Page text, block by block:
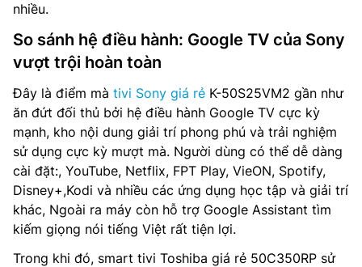
nhiều.
So sánh hệ điều hành: Google TV của Sony
vượt trội hoàn toàn
Đây là điểm mà tivi Sony giá rẻ K-50S25VM2 gần như
ăn đứt đối thủ bởi hệ điều hành Google TV cực kỳ
mạnh, kho nội dung giải trí phong phú và trải nghiệm
sử dụng cực kỳ mượt mà. Người dùng có thể dễ dàng
cài đặt:, YouTube, Netflix, FPT Play, VieON, Spotify,
Disney+,Kodi và nhiều các ứng dụng học tập và giải trí
khác, Ngoài ra máy còn hỗ trợ Google Assistant tìm
kiếm giọng nói tiếng Việt rất tiện lợi.
Trong khi đó, smart tivi Toshiba giá rẻ 50C350RP sử